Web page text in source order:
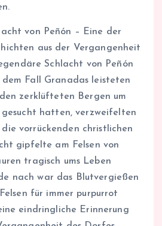
von Peñón – Eine der
aus der Vergangenheit
Schlacht von Peñón
dem Fall Granadas leisteten
zerklüfteten Bergen um
hatten, verzweifelten
vorrückenden christlichen
gipfelte am Felsen von
tragisch ums Leben
nach war das Blutvergießen
für immer purpurrot
eindringliche Erinnerung